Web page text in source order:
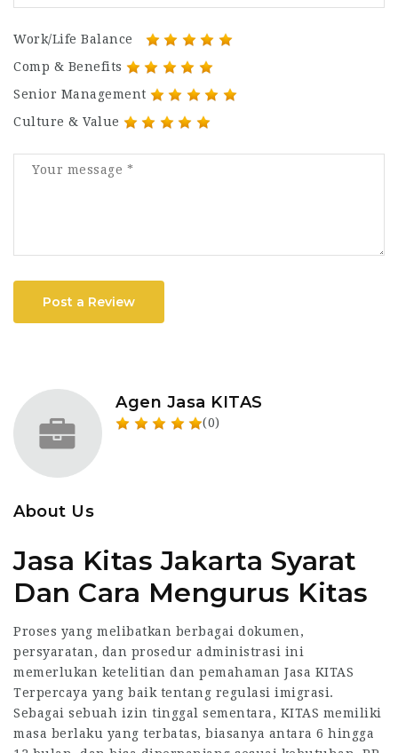
Work/Life Balance
Comp & Benefits
Senior Management
Culture & Value
Post a Review
Agen Jasa KITAS
(0)
About Us
Jasa Kitas Jakarta Syarat
Dan Cara Mengurus Kitas
Proses yang melibatkan berbagai dokumen,
persyaratan, dan prosedur administrasi ini
memerlukan ketelitian dan pemahaman Jasa KITAS
Terpercaya yang baik tentang regulasi imigrasi.
Sebagai sebuah izin tinggal sementara, KITAS memiliki
masa berlaku yang terbatas, biasanya antara 6 hingga